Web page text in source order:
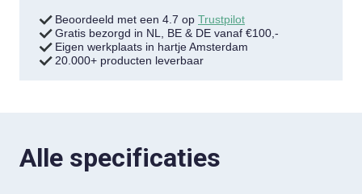
Beoordeeld met een 4.7 op Trustpilot
Gratis bezorgd in NL, BE & DE vanaf €100,-
Eigen werkplaats in hartje Amsterdam
20.000+ producten leverbaar
Alle specificaties